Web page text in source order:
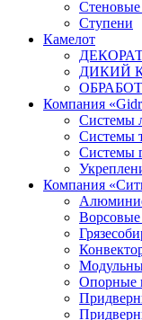
Стеновые
Ступени
Камелот
ДИКИЙ
Компания
Системы
Системы
Системы
Компания
Опорные